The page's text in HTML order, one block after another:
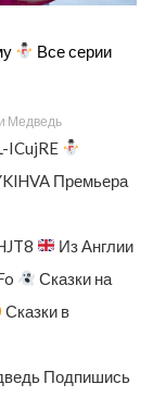
Все серии
Медведь
ICujRE
Премьера
Из Англии
Сказки на
Сказки в
Подпишись